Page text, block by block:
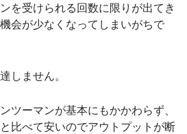
を受けられる回数に限りが出てき
会が少なくなってしまいがちで
しません。
ツーマンが基本にもかかわらず、
比べて安いのでアウトプットが断